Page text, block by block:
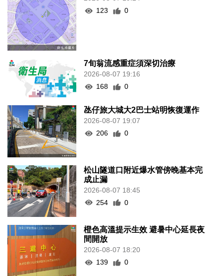
123
0
7旬翁流感重症須深切治療
2026-08-07 19:16
168
0
氹仔旅大城大2巴士站明恢復運作
2026-08-07 19:07
206
0
松山隧道口附近爆水管傍晚基本完
成止漏
2026-08-07 18:45
254
0
橙色高溫提示生效 避暑中心延長夜
間開放
2026-08-07 18:20
139
0